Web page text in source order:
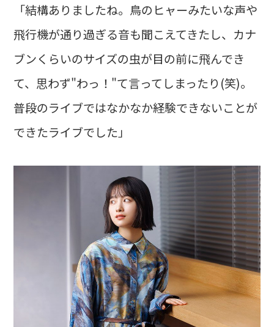
「結構ありましたね。鳥のヒャーみたいな声や
飛行機が通り過ぎる音も聞こえてきたし、カナ
ブンくらいのサイズの虫が目の前に飛んでき
て、思わず"わっ！"て言ってしまったり(笑)。
普段のライブではなかなか経験できないことが
できたライブでした」